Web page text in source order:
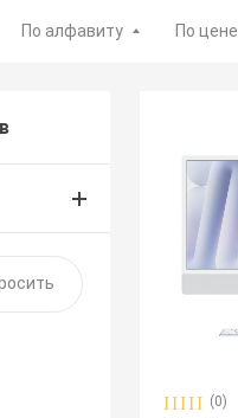
По алфавиту По цене
(0)